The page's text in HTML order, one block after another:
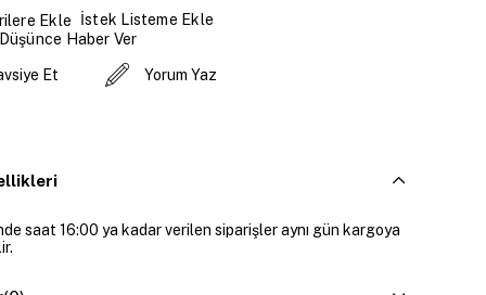
Ekle
İstek Listeme Ekle
Haber Ver
Et Yorum Yaz
saat 16:00 ya kadar verilen siparişler aynı gün kargoya